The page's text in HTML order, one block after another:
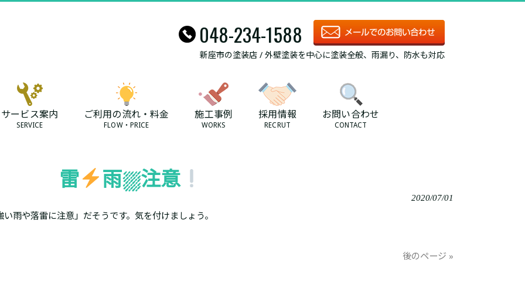
048-234-1588
新座市の塗装店 / 外壁塗装を中心に塗装全般、雨漏り、防水も対応
サービス案内
SERVICE
ご利用の流れ・料金
FLOW・PRICE
施工事例
WORKS
採用情報
RECRUT
お問い合わせ
CONTACT
雷 雨⛆注意
2020/07/01
雨や落雷に注意」だそうです。気を付けましょう。
後のページ »